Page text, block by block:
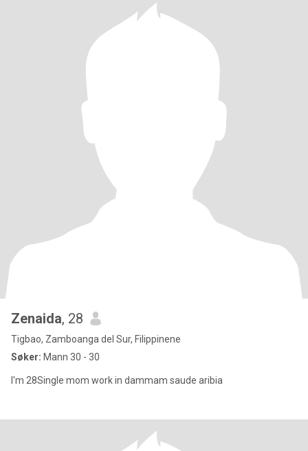
Zenaida, 28
Tigbao, Zamboanga del Sur, Filippinene
Søker: Mann 30 - 30
I'm 28Single mom work in dammam saude aribia